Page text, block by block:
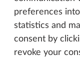
preferences
statistics and
consent by
revoke your
korzyści, jakie
Nasze